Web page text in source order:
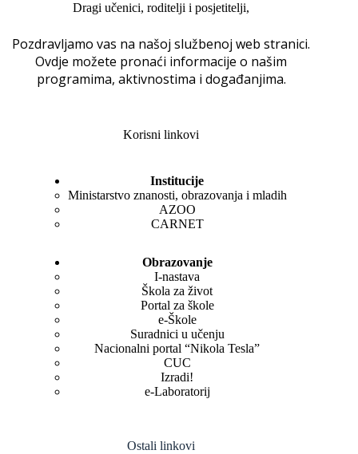
Dragi učenici, roditelji i posjetitelji,
Pozdravljamo vas na našoj službenoj web stranici.
Ovdje možete pronaći informacije o našim
programima, aktivnostima i događanjima.
Korisni linkovi
Institucije
Ministarstvo znanosti, obrazovanja i mladih
AZOO
CARNET
Obrazovanje
I-nastava
Škola za život
Portal za škole
e-Škole
Suradnici u učenju
Nacionalni portal “Nikola Tesla”
CUC
Izradi!
e-Laboratorij
Ostali linkovi